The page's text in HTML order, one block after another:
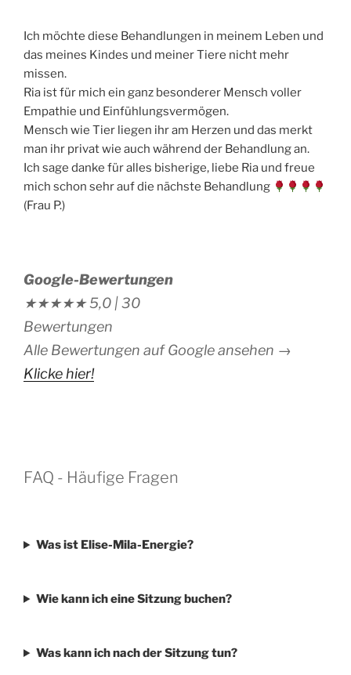
Ich möchte diese Behandlungen in meinem Leben und
das meines Kindes und meiner Tiere nicht mehr
missen.
Ria ist für mich ein ganz besonderer Mensch voller
Empathie und Einfühlungsvermögen.
Mensch wie Tier liegen ihr am Herzen und das merkt
man ihr privat wie auch während der Behandlung an.
Ich sage danke für alles bisherige, liebe Ria und freue
mich schon sehr auf die nächste Behandlung
(Frau P.)
Google-Bewertungen
★★★★★5,0 |30
Bewertungen
Alle Bewertungen auf Google ansehen →
Klicke hier!
FAQ - Häufige Fragen
Was ist Elise-Mila-Energie?
Wie kann ich eine Sitzung buchen?
Was kann ich nach der Sitzung tun?